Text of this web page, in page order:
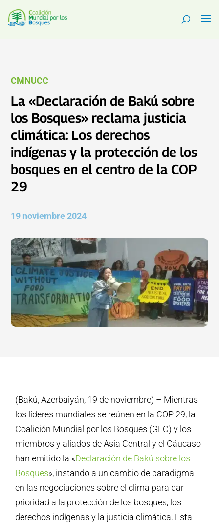
CMNUCC
La «Declaración de Bakú sobre
los Bosques» reclama justicia
climática: Los derechos
indígenas y la protección de los
bosques en el centro de la COP
29
19 noviembre 2024
(Bakú, Azerbaiyán, 19 de noviembre) – Mientras
los líderes mundiales se reúnen en la COP 29, la
Coalición Mundial por los Bosques (GFC) y los
miembros y aliados de Asia Central y el Cáucaso
han emitido la «Declaración de Bakú sobre los
Bosques», instando a un cambio de paradigma
en las negociaciones sobre el clima para dar
prioridad a la protección de los bosques, los
derechos indígenas y la justicia climática. Esta